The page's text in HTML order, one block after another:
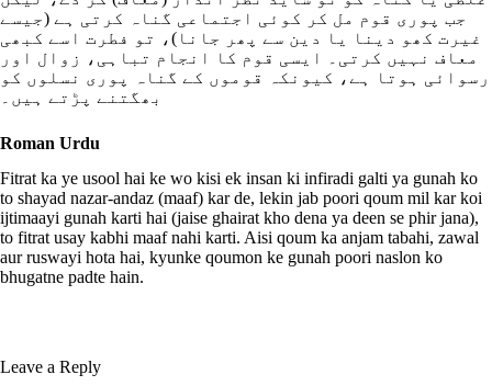
جب پوری قوم مل کر کوئی اجتماعی گناہ کرتی ہے (جیسے
غیرت کھو دینا یا دین سے پھر جانا)، تو فطرت اسے کبھی
معاف نہیں کرتی۔ ایسی قوم کا انجام تباہی، زوال اور
رسوائی ہوتا ہے، کیونکہ قوموں کے گناہ پوری نسلوں کو
بھگتنے پڑتے ہیں۔
Roman Urdu
Fitrat ka ye usool hai ke wo kisi ek insan ki infiradi galti ya gunah ko
to shayad nazar-andaz (maaf) kar de, lekin jab poori qoum mil kar koi
ijtimaayi gunah karti hai (jaise ghairat kho dena ya deen se phir jana),
to fitrat usay kabhi maaf nahi karti. Aisi qoum ka anjam tabahi, zawal
aur ruswayi hota hai, kyunke qoumon ke gunah poori naslon ko
bhugatne padte hain.
Leave a Reply